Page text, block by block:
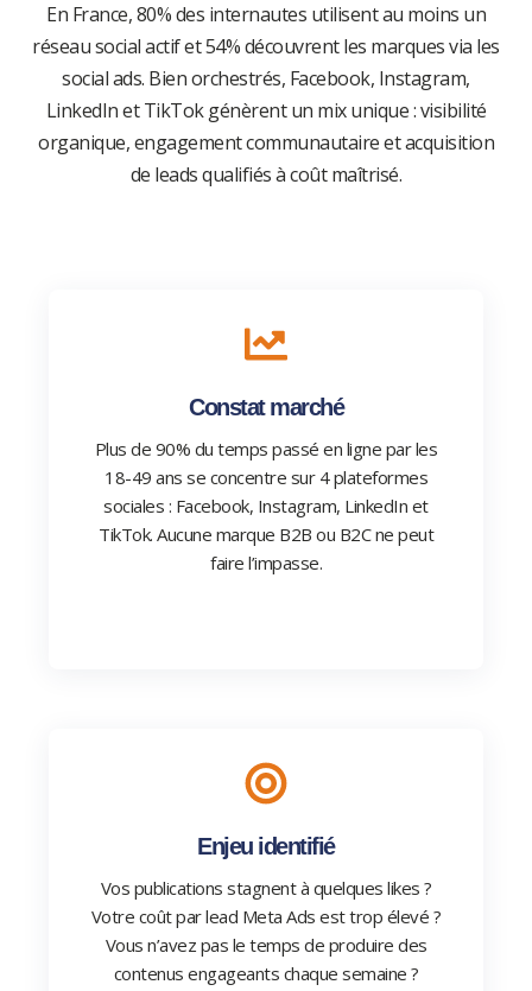
En France, 80% des internautes utilisent au moins un
réseau social actif et 54% découvrent les marques via les
social ads. Bien orchestrés, Facebook, Instagram,
LinkedIn et TikTok génèrent un mix unique : visibilité
organique, engagement communautaire et acquisition
de leads qualifiés à coût maîtrisé.
Constat marché
Plus de 90% du temps passé en ligne par les
18-49 ans se concentre sur 4 plateformes
sociales : Facebook, Instagram, LinkedIn et
TikTok. Aucune marque B2B ou B2C ne peut
faire l’impasse.
Enjeu identifié
Vos publications stagnent à quelques likes ?
Votre coût par lead Meta Ads est trop élevé ?
Vous n’avez pas le temps de produire des
contenus engageants chaque semaine ?